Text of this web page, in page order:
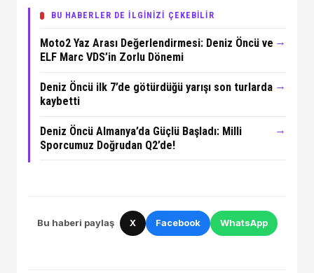
BU HABERLER DE İLGİNİZİ ÇEKEBİLİR
Moto2 Yaz Arası Değerlendirmesi: Deniz Öncü ve
ELF Marc VDS’in Zorlu Dönemi
→
Deniz Öncü ilk 7’de götürdüğü yarışı son turlarda
kaybetti
→
Deniz Öncü Almanya’da Güçlü Başladı: Milli
Sporcumuz Doğrudan Q2’de!
→
Bu haberi paylaş X Facebook WhatsApp